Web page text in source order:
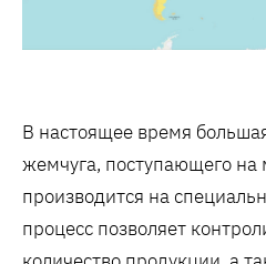
В настоящее время
жемчуга, поступающего
производится на
процесс позволяет